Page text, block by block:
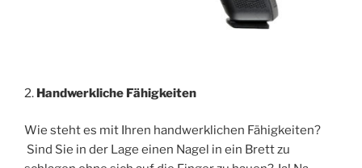
2. Handwerkliche Fähigkeiten
Wie steht es mit Ihren handwerklichen Fähigkeiten?
Sind Sie in der Lage einen Nagel in ein Brett zu